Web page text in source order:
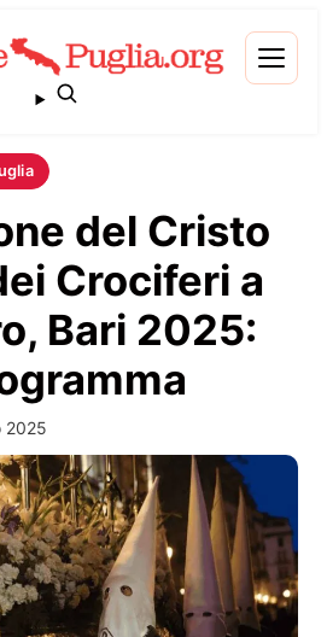
del Cristo
Crociferi a
Bari 2025:
2025